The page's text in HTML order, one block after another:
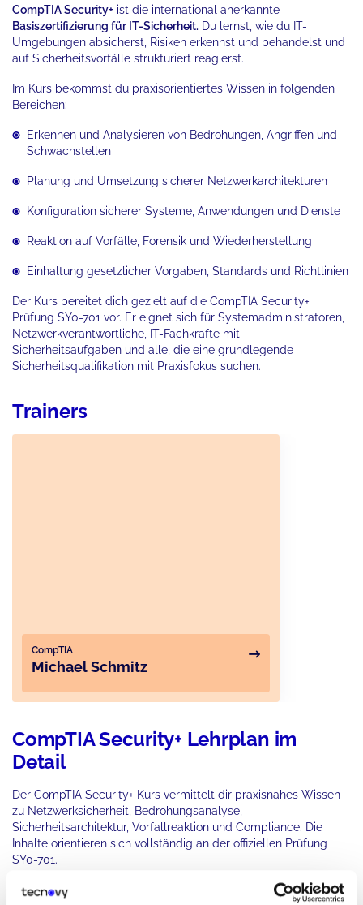
CompTIA Security+ ist die international anerkannte
Basiszertifizierung für IT-Sicherheit. Du lernst, wie du IT-
Umgebungen absicherst, Risiken erkennst und behandelst und
auf Sicherheitsvorfälle strukturiert reagierst.
Im Kurs bekommst du praxisorientiertes Wissen in folgenden
Bereichen:
Erkennen und Analysieren von Bedrohungen, Angriffen und
Schwachstellen
Planung und Umsetzung sicherer Netzwerkarchitekturen
Konfiguration sicherer Systeme, Anwendungen und Dienste
Reaktion auf Vorfälle, Forensik und Wiederherstellung
Einhaltung gesetzlicher Vorgaben, Standards und Richtlinien
Der Kurs bereitet dich gezielt auf die CompTIA Security+
Prüfung SY0-701 vor. Er eignet sich für Systemadministratoren,
Netzwerkverantwortliche, IT-Fachkräfte mit
Sicherheitsaufgaben und alle, die eine grundlegende
Sicherheitsqualifikation mit Praxisfokus suchen.
Trainers
CompTIA
Michael Schmitz
CompTIA Security+ Lehrplan im
Detail
Der CompTIA Security+ Kurs vermittelt dir praxisnahes Wissen
zu Netzwerksicherheit, Bedrohungsanalyse,
Sicherheitsarchitektur, Vorfallreaktion und Compliance. Die
Inhalte orientieren sich vollständig an der offiziellen Prüfung
SY0-701.
Modul 1